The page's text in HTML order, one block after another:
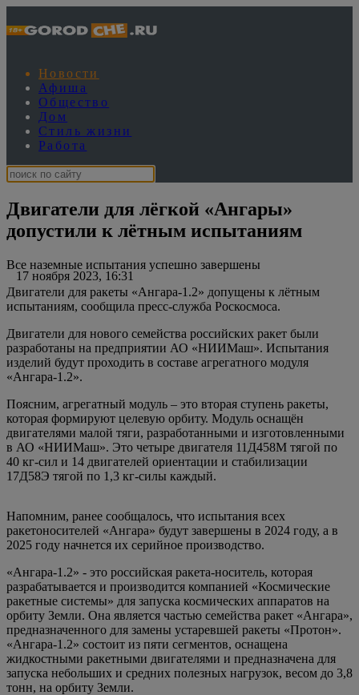
Новости
Афиша
Общество
Дом
Стиль жизни
Работа
Двигатели для лёгкой «Ангары»
допустили к лётным испытаниям
17 ноября 2023, 16:31
Все наземные испытания успешно завершены
Двигатели для ракеты «Ангара-1.2» допущены к лётным
испытаниям, сообщила пресс-служба Роскосмоса.
Двигатели для нового семейства российских ракет были
разработаны на предприятии АО «НИИМаш». Испытания
изделий будут проходить в составе агрегатного модуля
«Ангара-1.2».
Поясним, агрегатный модуль – это вторая ступень ракеты,
которая формируют целевую орбиту. Модуль оснащён
двигателями малой тяги, разработанными и изготовленными
в АО «НИИМаш». Это четыре двигателя 11Д458М тягой по
40 кг-сил и 14 двигателей ориентации и стабилизации
17Д58Э тягой по 1,3 кг-силы каждый.
Напомним, ранее сообщалось, что испытания всех
ракетоносителей «Ангара» будут завершены в 2024 году, а в
2025 году начнется их серийное производство.
«Ангара-1.2» - это российская ракета-носитель, которая
разрабатывается и производится компанией «Космические
ракетные системы» для запуска космических аппаратов на
орбиту Земли. Она является частью семейства ракет «Ангара»,
предназначенного для замены устаревшей ракеты «Протон».
«Ангара-1.2» состоит из пяти сегментов, оснащена
жидкостными ракетными двигателями и предназначена для
запуска небольших и средних полезных нагрузок, весом до 3,8
тонн, на орбиту Земли.